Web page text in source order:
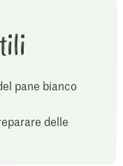
pane bianco
delle